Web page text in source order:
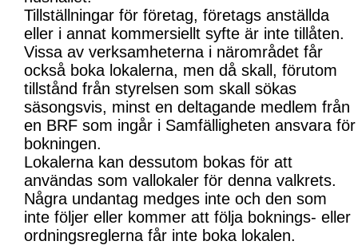
Tillställningar för företag, företags anställda
eller i annat kommersiellt syfte är inte tillåten.
Vissa av verksamheterna i närområdet får
också boka lokalerna, men då skall, förutom
tillstånd från styrelsen som skall sökas
säsongsvis, minst en deltagande medlem från
en BRF som ingår i Samfälligheten ansvara för
bokningen.
Lokalerna kan dessutom bokas för att
användas som vallokaler för denna valkrets.
Några undantag medges inte och den som
inte följer eller kommer att följa boknings- eller
ordningsreglerna får inte boka lokalen.